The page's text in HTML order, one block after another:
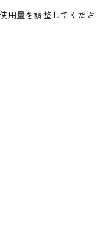
用量を調整してくださ